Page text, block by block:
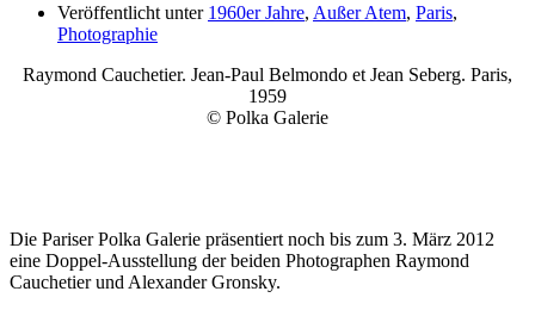
Veröffentlicht unter 1960er Jahre, Außer Atem, Paris,
Photographie
Raymond Cauchetier. Jean-Paul Belmondo et Jean Seberg. Paris,
1959
© Polka Galerie
Die Pariser Polka Galerie präsentiert noch bis zum 3. März 2012
eine Doppel-Ausstellung der beiden Photographen Raymond
Cauchetier und Alexander Gronsky.